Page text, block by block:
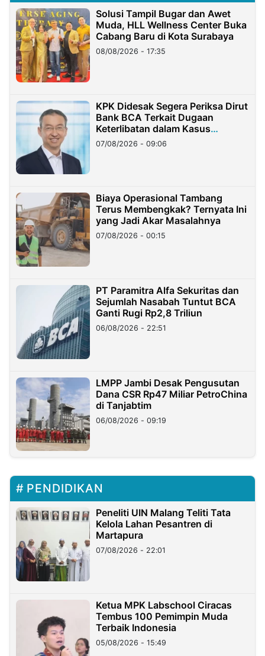
Solusi Tampil Bugar dan Awet
Muda, HLL Wellness Center Buka
Cabang Baru di Kota Surabaya
08/08/2026 - 17:35
KPK Didesak Segera Periksa Dirut
Bank BCA Terkait Dugaan
Keterlibatan dalam Kasus
Hilangnya Dana Nasabah Rp2,58
Miliar
07/08/2026 - 09:06
Biaya Operasional Tambang
Terus Membengkak? Ternyata Ini
yang Jadi Akar Masalahnya
07/08/2026 - 00:15
PT Paramitra Alfa Sekuritas dan
Sejumlah Nasabah Tuntut BCA
Ganti Rugi Rp2,8 Triliun
06/08/2026 - 22:51
LMPP Jambi Desak Pengusutan
Dana CSR Rp47 Miliar PetroChina
di Tanjabtim
06/08/2026 - 09:19
PENDIDIKAN
Peneliti UIN Malang Teliti Tata
Kelola Lahan Pesantren di
Martapura
07/08/2026 - 22:01
Ketua MPK Labschool Ciracas
Tembus 100 Pemimpin Muda
Terbaik Indonesia
05/08/2026 - 15:49